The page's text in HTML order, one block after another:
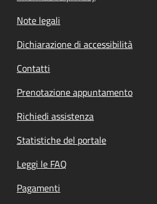
Note legali
Dichiarazione di accessibilità
Contatti
Prenotazione appuntamento
Richiedi assistenza
Statistiche del portale
Leggi le FAQ
Pagamenti